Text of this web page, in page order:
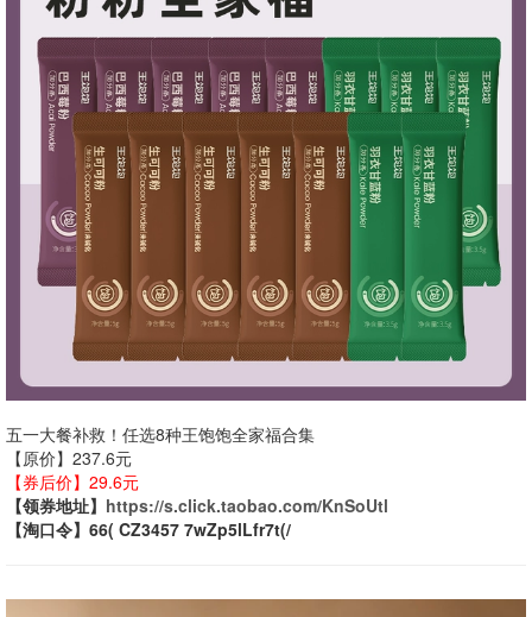
五一大餐补救！任选8种王饱饱全家福合集
【原价】237.6元
【券后价】29.6元
【领券地址】 https://s.click.taobao.com/KnSoUtl
【淘口令】66( CZ3457 7wZp5lLfr7t(/